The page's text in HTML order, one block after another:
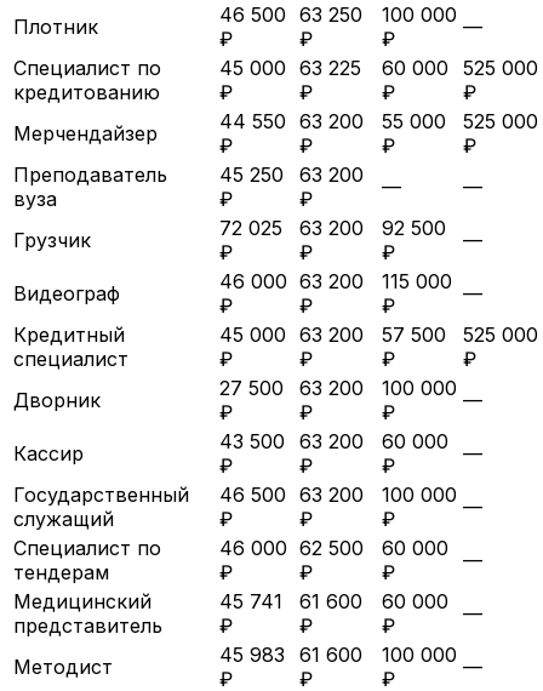
Плотник
46 500
₽
63 250
₽
100 000
₽
—
Специалист по
кредитованию
45 000
₽
63 225
₽
60 000
₽
525 000
₽
Мерчендайзер
44 550
₽
63 200
₽
55 000
₽
525 000
₽
Преподаватель
вуза
45 250
₽
63 200
₽
— —
Грузчик
72 025
₽
63 200
₽
92 500
₽
—
Видеограф
46 000
₽
63 200
₽
115 000
₽
—
Кредитный
специалист
45 000
₽
63 200
₽
57 500
₽
525 000
₽
Дворник
27 500
₽
63 200
₽
100 000
₽
—
Кассир
43 500
₽
63 200
₽
60 000
₽
—
Государственный
служащий
46 500
₽
63 200
₽
100 000
₽
—
Специалист по
тендерам
46 000
₽
62 500
₽
60 000
₽
—
Медицинский
представитель
45 741
₽
61 600
₽
60 000
₽
—
Методист
45 983
₽
61 600
₽
100 000
₽
—